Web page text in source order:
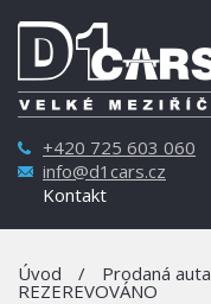
+420 725 603 060
info@d1cars.cz
Kontakt
Úvod / Prodaná auta
REZEREVOVÁNO